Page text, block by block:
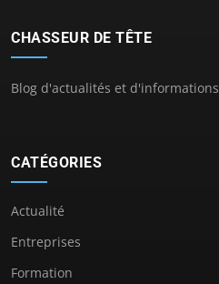
CHASSEUR DE TÊTE
Blog d'actualités et d'informations
CATÉGORIES
Actualité
Entreprises
Formation